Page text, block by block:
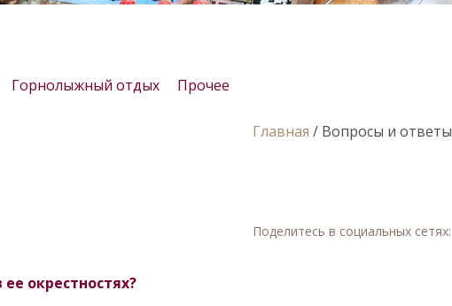
Горнолыжный отдых Прочее
окрестностях?
Главная / Вопросы и ответы
Поделитесь в социальных сетях: